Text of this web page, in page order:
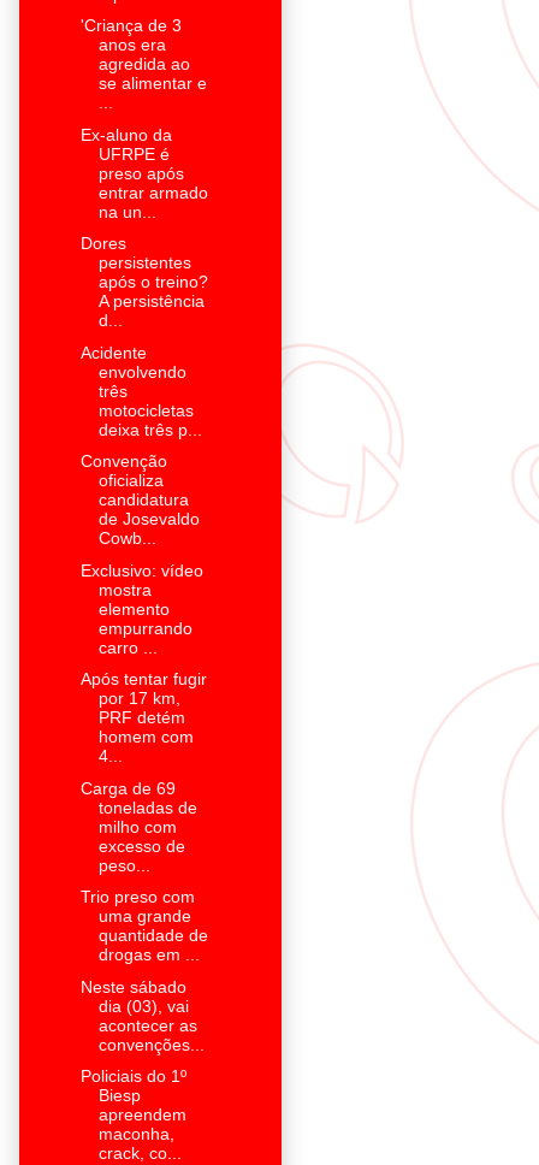
'Criança de 3
anos era
agredida ao
se alimentar e
...
Ex-aluno da
UFRPE é
preso após
entrar armado
na un...
Dores
persistentes
após o treino?
A persistência
d...
Acidente
envolvendo
três
motocicletas
deixa três p...
Convenção
oficializa
candidatura
de Josevaldo
Cowb...
Exclusivo: vídeo
mostra
elemento
empurrando
carro ...
Após tentar fugir
por 17 km,
PRF detém
homem com
4...
Carga de 69
toneladas de
milho com
excesso de
peso...
Trio preso com
uma grande
quantidade de
drogas em ...
Neste sábado
dia (03), vai
acontecer as
convenções...
Policiais do 1º
Biesp
apreendem
maconha,
crack, co...